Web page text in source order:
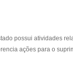
possui atividades
ações para o